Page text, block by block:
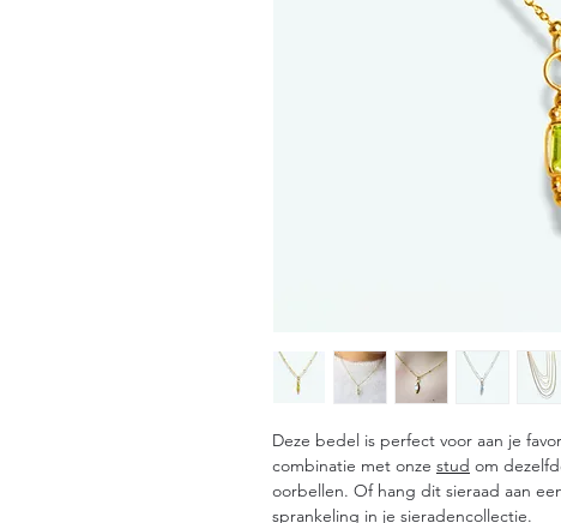
Deze bedel is perfect voor aan je
combinatie met onze stud om
oorbellen. Of hang dit sieraad aan
sprankeling in je sieradencollectie.